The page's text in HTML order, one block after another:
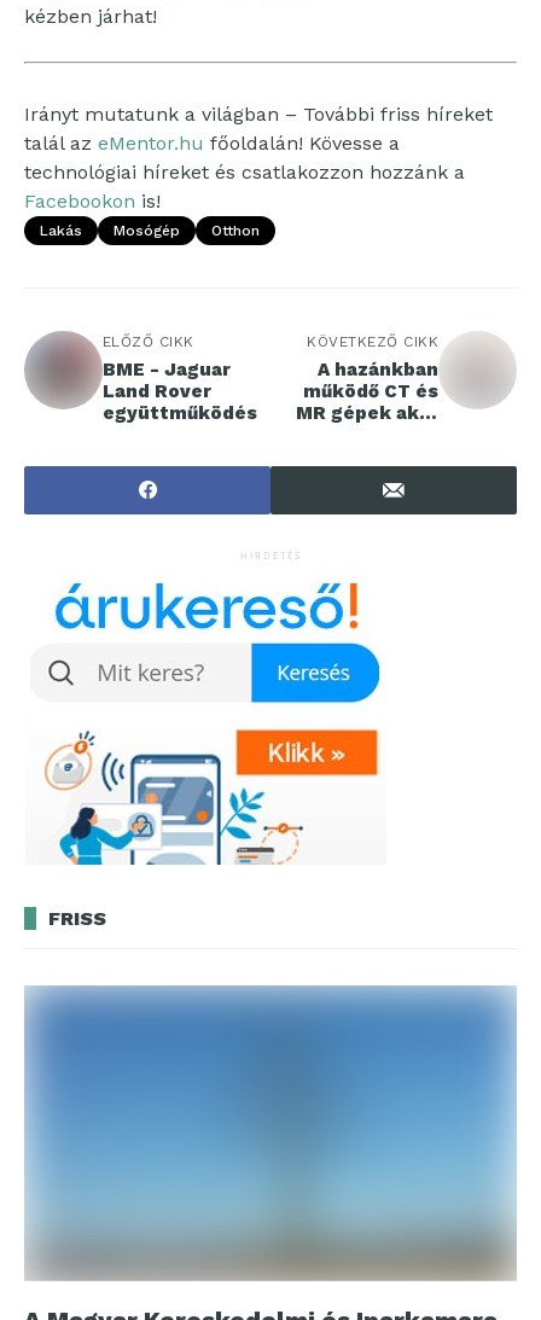
kézben járhat!
Irányt mutatunk a világban – További friss híreket
talál az eMentor.hu főoldalán! Kövesse a
technológiai híreket és csatlakozzon hozzánk a
Facebookon is!
Lakás Mosógép Otthon
ELŐZŐ CIKK
BME - Jaguar
Land Rover
együttműködés
KÖVETKEZŐ CIKK
A hazánkban
működő CT és
MR gépek akár
rövid időn belül
HIRDETÉS
FRISS